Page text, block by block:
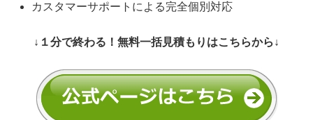
カスタマーサポートによる完全個別対応
↓１分で終わる！無料一括見積もりはこちらから↓